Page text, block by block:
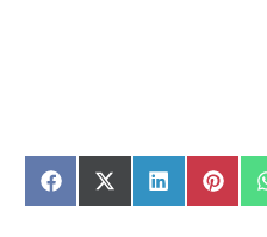
Share
on
Share
on
Share
on
on